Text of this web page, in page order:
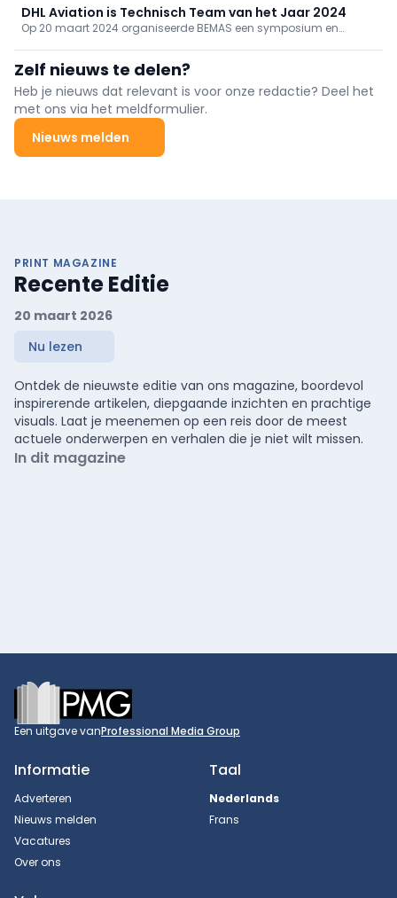
de prijs van de jury als die van het publiek weg.
DHL Aviation is Technisch Team van het Jaar 2024
Op 20 maart 2024 organiseerde BEMAS een symposium en
innovatieve en succesvolle technische teams in België.
Zelf nieuws te delen?
Heb je nieuws dat relevant is voor onze redactie? Deel het
met ons via het meldformulier.
Nieuws melden
PRINT MAGAZINE
Recente Editie
20 maart 2026
Nu lezen
Ontdek de nieuwste editie van ons magazine, boordevol
inspirerende artikelen, diepgaande inzichten en prachtige
visuals. Laat je meenemen op een reis door de meest
actuele onderwerpen en verhalen die je niet wilt missen.
In dit magazine
Footer
Een uitgave vanProfessional Media Group
Informatie
Adverteren
Nieuws melden
Vacatures
Over ons
Taal
Nederlands
Frans